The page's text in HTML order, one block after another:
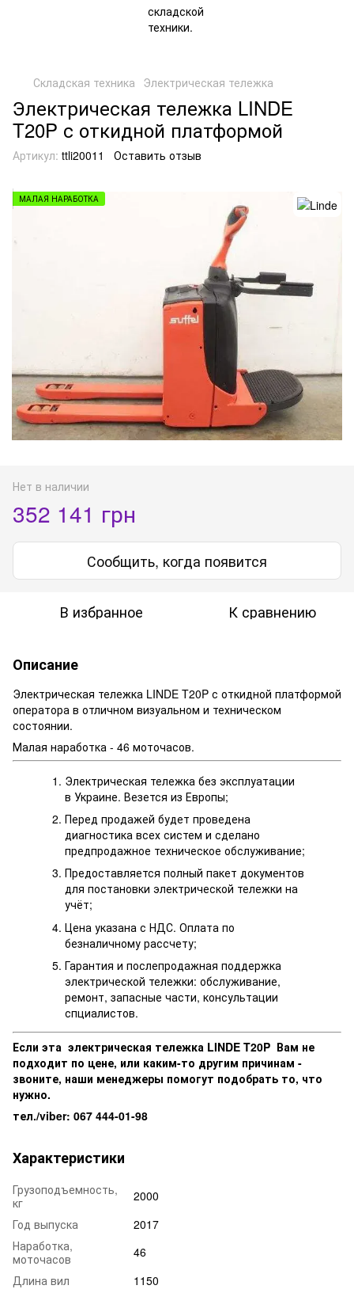
Складская техника Электрическая тележка
Электрическая тележка LINDE
T20P с откидной платформой
Артикул: ttli20011 Оставить отзыв
МАЛАЯ НАРАБОТКА
Нет в наличии
352 141 грн
Сообщить, когда появится
В избранное К сравнению
Описание
Электрическая тележка LINDE T20P с откидной платформой
оператора в отличном визуальном и техническом
состоянии.
Малая наработка - 46 моточасов.
Электрическая тележка без эксплуатации
в Украине. Везется из Европы;
Перед продажей будет проведена
диагностика всех систем и сделано
предпродажное техническое обслуживание;
Предоставляется полный пакет документов
для постановки электрической тележки на
учёт;
Цена указана с НДС. Оплата по
безналичному рассчету;
Гарантия и послепродажная поддержка
электрической тележки: обслуживание,
ремонт, запасные части, консультации
спциалистов.
Если эта электрическая тележка LINDE T20P Вам не
подходит по цене, или каким-то другим причинам -
звоните, наши менеджеры помогут подобрать то, что
нужно.
тел./viber: 067 444-01-98
Характеристики
Грузоподъемность,
кг
2000
Год выпуска
2017
Наработка,
моточасов
46
Длина вил
1150